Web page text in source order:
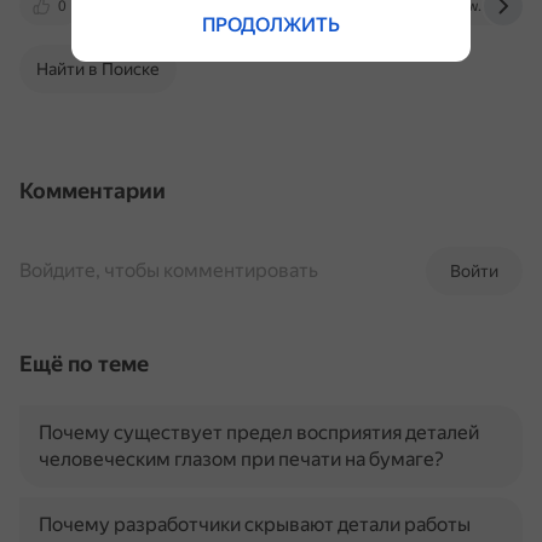
0
Найти в Поиске
Комментарии
Войти
Войдите, чтобы комментировать
Ещё по теме
Почему существует предел восприятия деталей
человеческим глазом при печати на бумаге?
Почему разработчики скрывают детали работы
ПРОДОЛЖИТЬ